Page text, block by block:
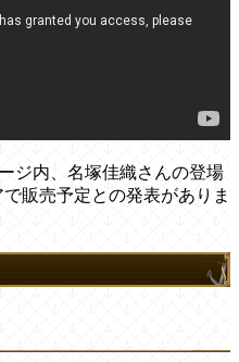
ジ内、名塚佳織さんの登場
販売予定との発表がありま